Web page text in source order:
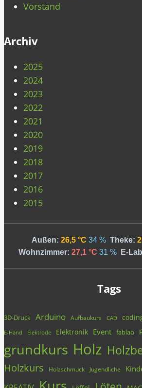
Vorstand
Archiv
2025
2024
2023
2022
2021
2020
2019
2018
2017
2016
2015
Außen: 26,5 °C 34 % Theke:
Wohnzimmer: 27,1 °C 31 % E-
Tags
3D-Druck Arduino Aufbaukurs CAD
E-Hand Elektrode Elektronik Event fablab
grundkurs Holz
Holzkurs Holzschmuck Jugendliche